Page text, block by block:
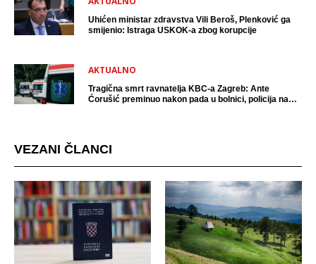
Uhićen ministar zdravstva Vili Beroš, Plenković ga
smijenio: Istraga USKOK-a zbog korupcije
AKTUALNO
Tragična smrt ravnatelja KBC-a Zagreb: Ante
Ćorušić preminuo nakon pada u bolnici, policija na
VEZANI ČLANCI